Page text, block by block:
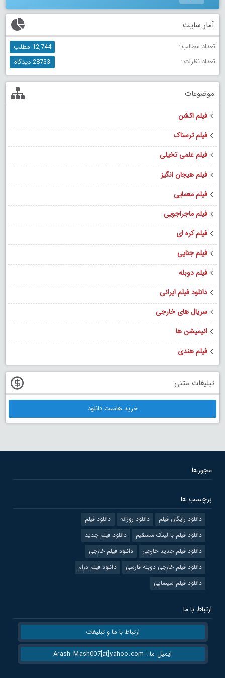
آمار سایت
تعداد مطالب :
12,744 مطلب
تعداد نظرات :
28733 دیدگاه
موضوعات
فیلم اکشن
فیلم ترسناک
فیلم علمی تخیلی
فیلم هیجان انگیز
فیلم معمایی
فیلم ماجراجویی
فیلم کره ای
فیلم جنایی
فیلم دوبله
دانلود فیلم ایرانی
سریال های خارجی
انیمیشن ها
فیلم هندی
تبلیغات متنی
خرید هاست دانلود
مجوزها
برچسب ها
دانلود رایگان فیلم دانلود روزانه
دانلود فیلم
دانلود فیلم با لینک مستقیم
دانلود فیلم جدید
دانلود فیلم جدید خارجی
دانلود فیلم خارجی
دانلود فیلم خارجی دوبله فارسی
دانلود فیلم درام
دانلود فیلم سینمایی
ارتباط با ما
ارتباط با ما و تبلیغات
ایمیل ما : Arash_Mash007[at]yahoo.com